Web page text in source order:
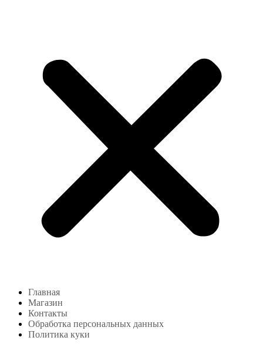
Главная
Магазин
Контакты
Обработка персональных данных
Политика куки